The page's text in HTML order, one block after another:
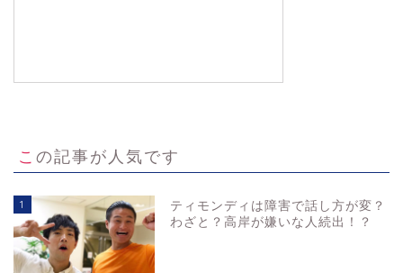
この記事が人気です
1
ティモンディは障害で話し方が変？
わざと？高岸が嫌いな人続出！？